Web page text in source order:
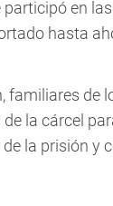
en
hasta
familiares de
la cárcel
la prisión y